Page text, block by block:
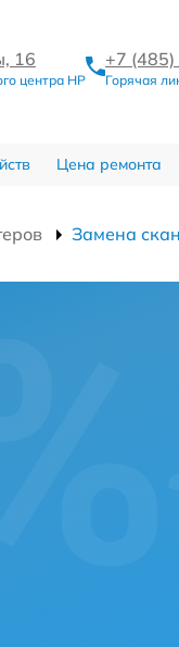
16
центра HP
+7
Горячая
Цена ремонта
Замена